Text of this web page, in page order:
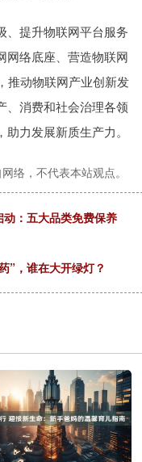
提升物联网平台服务
网络底座、营造物联网
推动物联网产业创新发
、消费和社会治理各领
力发展新质生产力。
络，不代表本站观点。
：五大品类免费保养
”，谁在大开绿灯？